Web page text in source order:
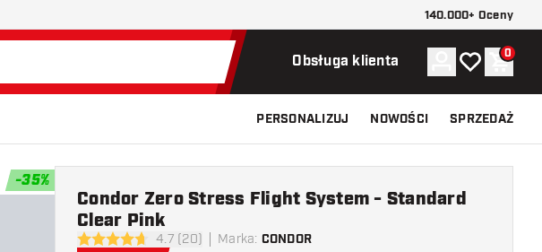
140.000+ Oceny
Obsługa klienta Konto
Moja listaKoszyk
0
PERSONALIZUJ NOWOŚCI SPRZEDAŻ
-35%
4.7 gwiazdki oceny
4.7 (20) Marka: CONDOR
Condor Zero Stress Flight System - Standard
Clear Pink